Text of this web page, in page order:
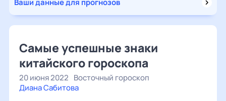
Ваши данные для прогнозов
Самые успешные знаки
китайского гороскопа
20 июня 2022 Восточный гороскоп
Диана Сабитова